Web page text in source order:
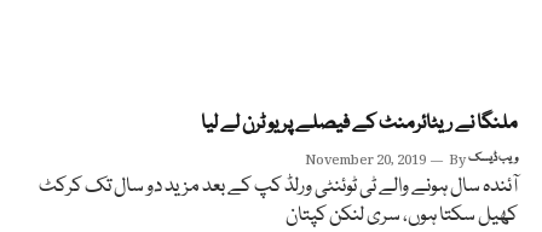
ملنگا نے ریٹائرمنٹ کے فیصلے پر یو ٹرن لے لیا
November 20, 2019 Byویب ڈیسک
آئندہ سال ہونے والے ٹی ٹوئنٹی ورلڈ کپ کے بعد مزید دو سال تک کرکٹ
کھیل سکتا ہوں، سری لنکن کپتان